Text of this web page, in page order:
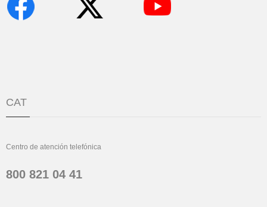
CAT
Centro de atención telefónica
800 821 04 41